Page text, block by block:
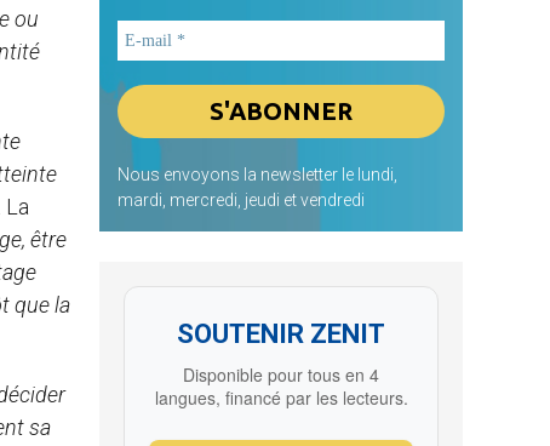
ou
La
être
que la
sa
Nous envoyons la newsletter le lundi,
mardi, mercredi, jeudi et vendredi
SOUTENIR ZENIT
Disponible pour tous en 4
langues, financé par les lecteurs.